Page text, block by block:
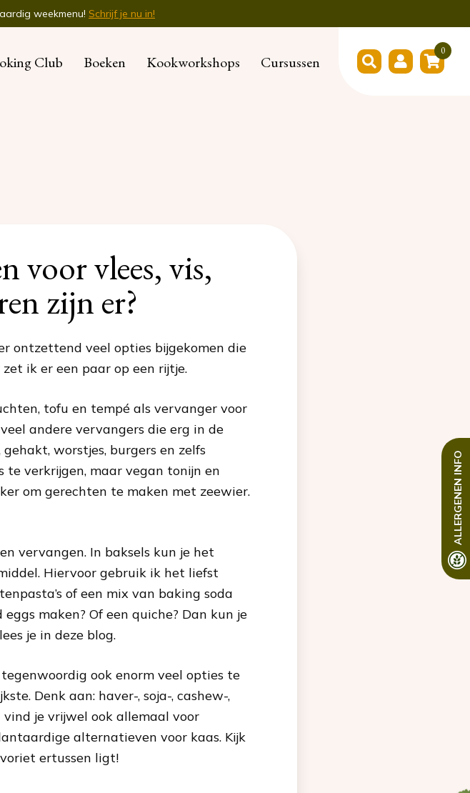
weekmenu! Schrijf je nu in!
Club Boeken Kookworkshops Cursussen
0
ALLERGENEN
INFO
voor vlees, vis,
zijn er?
ontzettend veel opties bijgekomen die
ik er een paar op een rijtje.
tofu en tempé als vervanger voor
andere vervangers die erg in de
worstjes, burgers en zelfs
te verkrijgen, maar vegan tonijn en
om gerechten te maken met zeewier.
vervangen. In baksels kun je het
Hiervoor gebruik ik het liefst
of een mix van baking soda
maken? Of een quiche? Dan kun je
je in deze blog.
ook enorm veel opties te
Denk aan: haver-, soja-, cashew-,
je vrijwel ook allemaal voor
alternatieven voor kaas. Kijk
ertussen ligt!